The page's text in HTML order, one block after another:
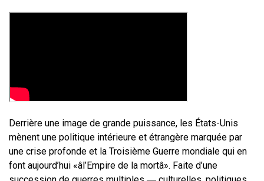
Derrière une image de grande puissance, les États-Unis
mènent une politique intérieure et étrangère marquée par
une crise profonde et la Troisième Guerre mondiale qui en
font aujourd’hui «âl’Empire de la mortâ». Faite d’une